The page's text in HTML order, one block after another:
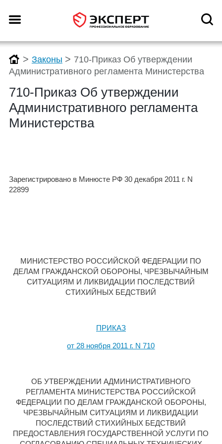
> Законы > 710-Приказ Об утверждении
Административного регламента Министерства
710-Приказ Об утверждении
Административного регламента
Министерства
Зарегистрировано в Минюсте РФ 30 декабря 2011 г. N
22899
МИНИСТЕРСТВО РОССИЙСКОЙ ФЕДЕРАЦИИ ПО
ДЕЛАМ ГРАЖДАНСКОЙ ОБОРОНЫ, ЧРЕЗВЫЧАЙНЫМ
СИТУАЦИЯМ И ЛИКВИДАЦИИ ПОСЛЕДСТВИЙ
СТИХИЙНЫХ БЕДСТВИЙ
ПРИКАЗ
от 28 ноября 2011 г. N 710
ОБ УТВЕРЖДЕНИИ АДМИНИСТРАТИВНОГО
РЕГЛАМЕНТА МИНИСТЕРСТВА РОССИЙСКОЙ
ФЕДЕРАЦИИ ПО ДЕЛАМ ГРАЖДАНСКОЙ ОБОРОНЫ,
ЧРЕЗВЫЧАЙНЫМ СИТУАЦИЯМ И ЛИКВИДАЦИИ
ПОСЛЕДСТВИЙ СТИХИЙНЫХ БЕДСТВИЙ
ПРЕДОСТАВЛЕНИЯ ГОСУДАРСТВЕННОЙ УСЛУГИ ПО